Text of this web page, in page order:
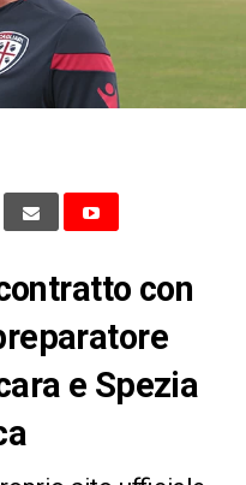
con
e Spezia